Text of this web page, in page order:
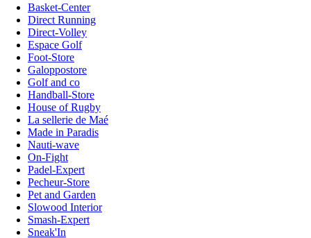
Basket-Center
Direct Running
Direct-Volley
Espace Golf
Foot-Store
Galoppostore
Golf and co
Handball-Store
House of Rugby
La sellerie de Maé
Made in Paradis
Nauti-wave
On-Fight
Padel-Expert
Pecheur-Store
Pet and Garden
Slowood Interior
Smash-Expert
Sneak'In